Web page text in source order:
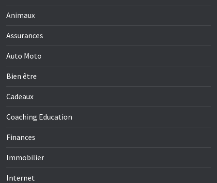
Animaux
Assurances
Auto Moto
Bien être
Cadeaux
Coaching Education
Finances
Immobilier
Internet